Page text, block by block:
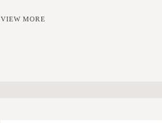
VIEW MORE